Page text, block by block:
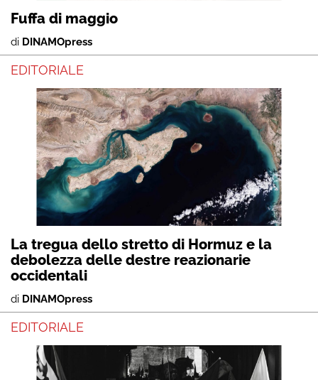
Fuffa di maggio
di DINAMOpress
EDITORIALE
La tregua dello stretto di Hormuz e la
debolezza delle destre reazionarie
occidentali
di DINAMOpress
EDITORIALE